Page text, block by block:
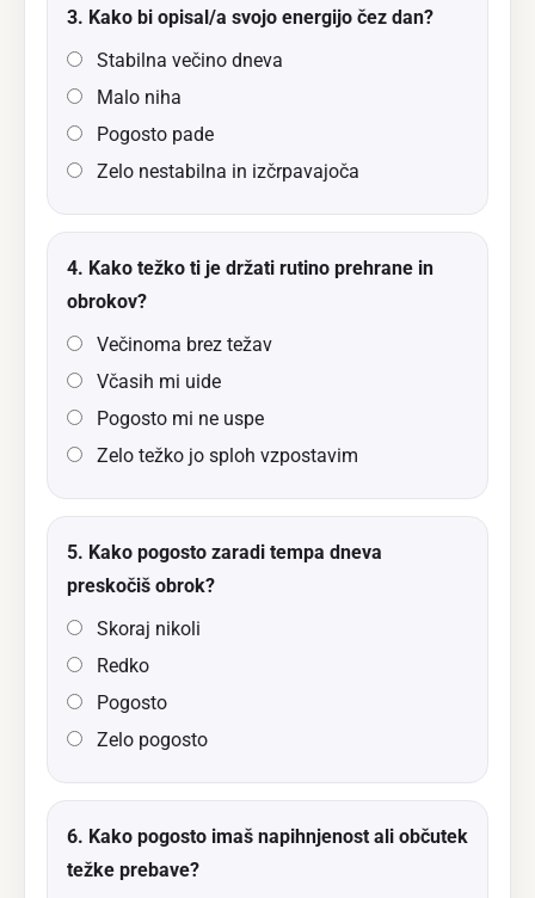
3. Kako bi opisal/a svojo energijo čez dan?
Stabilna večino dneva
Malo niha
Pogosto pade
Zelo nestabilna in izčrpavajoča
4. Kako težko ti je držati rutino prehrane in
obrokov?
Večinoma brez težav
Včasih mi uide
Pogosto mi ne uspe
Zelo težko jo sploh vzpostavim
5. Kako pogosto zaradi tempa dneva
preskočiš obrok?
Skoraj nikoli
Redko
Pogosto
Zelo pogosto
6. Kako pogosto imaš napihnjenost ali občutek
težke prebave?